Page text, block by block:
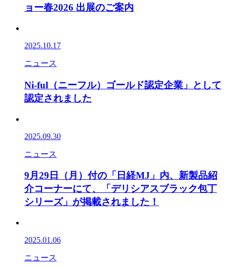
ョー春2026 出展のご案内
2025.10.17
ニュース
Ni-ful（ニーフル）ゴールド認定企業」として
認定されました
2025.09.30
ニュース
9月29日（月）付の「日経MJ」内、新製品紹
介コーナーにて、「デリシアスブラック包丁
シリーズ」が掲載されました！
2025.01.06
ニュース